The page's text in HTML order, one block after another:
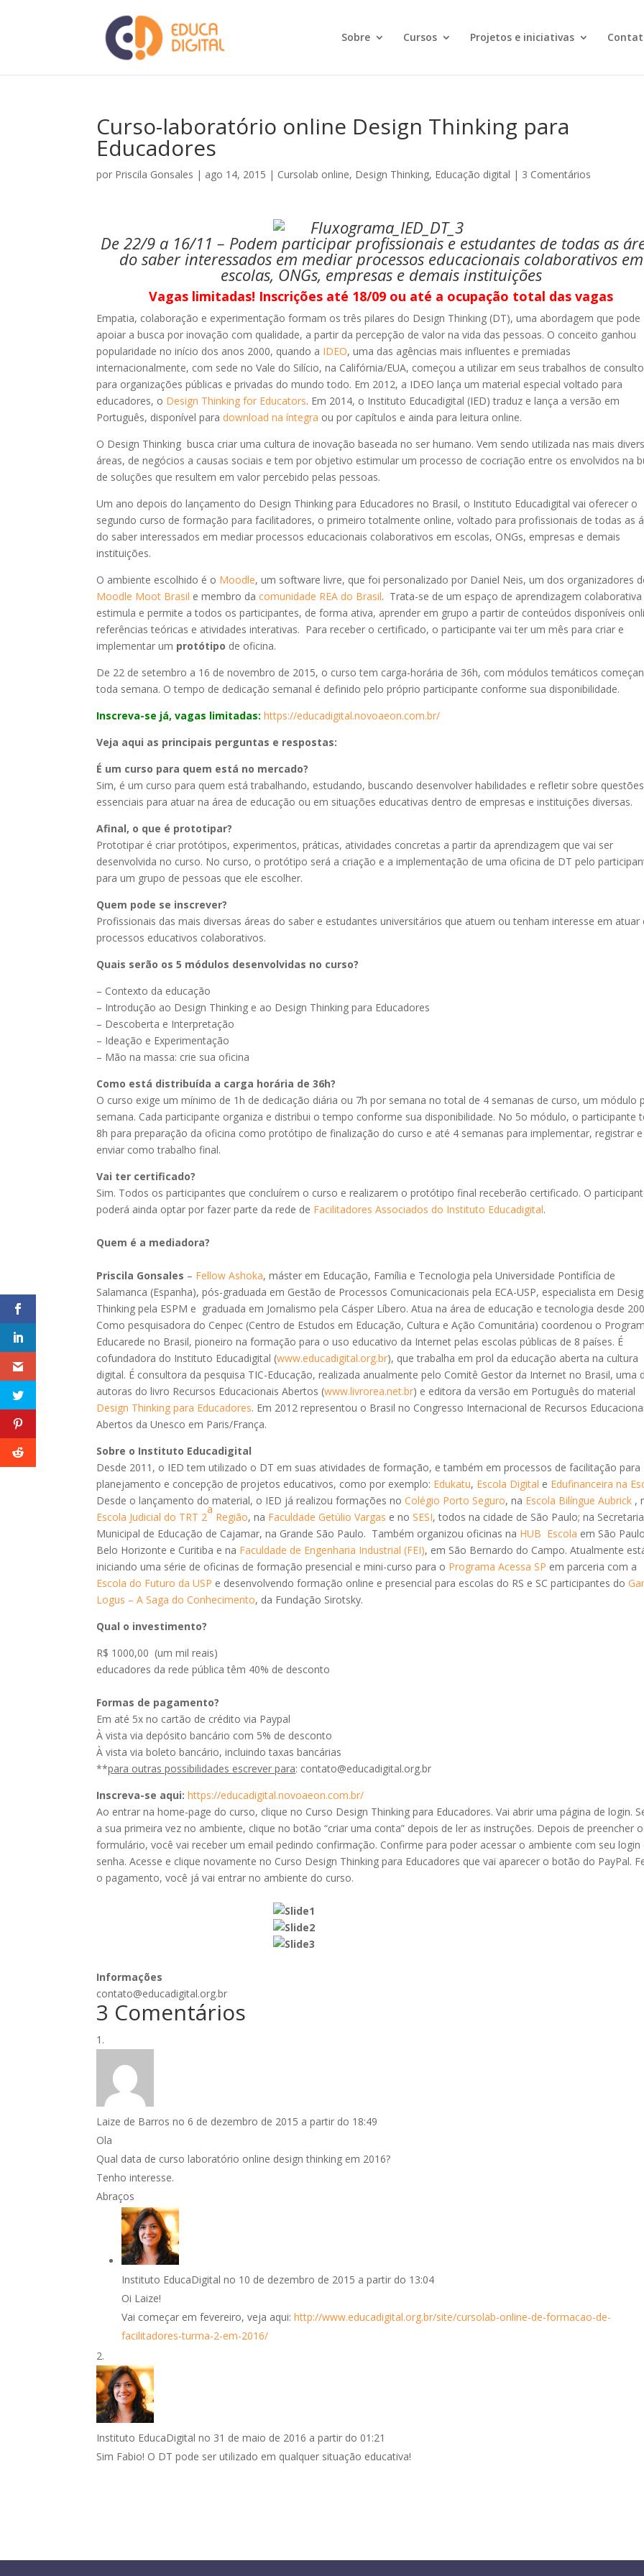
Sobre Cursos Projetos e iniciativas
Curso-laboratório online Design Thinking para
Educadores
por Priscila Gonsales | ago 14, 2015 | Cursolab online, Design Thinking, Educação digital | 3 Comentários
De 22/9 a 16/11 – Podem participar profissionais e estudantes de todas as
do saber interessados em mediar processos educacionais colaborativos em
escolas, ONGs, empresas e demais instituições
Vagas limitadas! Inscrições até 18/09 ou até a ocupação total das vagas
Empatia, colaboração e experimentação formam os três pilares do Design Thinking (DT), uma abordagem que pode
apoiar a busca por inovação com qualidade, a partir da percepção de valor na vida das pessoas. O conceito ganhou
popularidade no início dos anos 2000, quando a IDEO, uma das agências mais influentes e premiadas
internacionalmente, com sede no Vale do Silício, na Califórnia/EUA, começou a utilizar em seus trabalhos de
para organizações públicas e privadas do mundo todo. Em 2012, a IDEO lança um material especial voltado para
educadores, o Design Thinking for Educators. Em 2014, o Instituto Educadigital (IED) traduz e lança a versão em
Português, disponível paradownload na íntegra ou por capítulos e ainda para leitura online.
O Design Thinking busca criar uma cultura de inovação baseada no ser humano. Vem sendo utilizada nas mais
áreas, de negócios a causas sociais e tem por objetivo estimular um processo de cocriação entre os envolvidos na
de soluções que resultem em valor percebido pelas pessoas.
Um ano depois do lançamento do Design Thinking para Educadores no Brasil, o Instituto Educadigital vai oferecer o
segundo curso de formação para facilitadores, o primeiro totalmente online, voltado para profissionais de todas as
do saber interessados em mediar processos educacionais colaborativos em escolas, ONGs, empresas e demais
instituições.
O ambiente escolhido é o Moodle, um software livre, que foi personalizado por Daniel Neis, um dos organizadores
Moodle Moot Brasil e membro dacomunidade REA do Brasil. Trata-se de um espaço de aprendizagem colaborativa
estimula e permite a todos os participantes, de forma ativa, aprender em grupo a partir de conteúdos disponíveis
referências teóricas e atividades interativas. Para receber o certificado, o participante vai ter um mês para criar e
implementar um protótipo de oficina.
De 22 de setembro a 16 de novembro de 2015, o curso tem carga-horária de 36h, com módulos temáticos
toda semana. O tempo de dedicação semanal é definido pelo próprio participante conforme sua disponibilidade.
Inscreva-se já, vagas limitadas: https://educadigital.novoaeon.com.br/
Veja aqui as principais perguntas e respostas:
É um curso para quem está no mercado?
Sim, é um curso para quem está trabalhando, estudando, buscando desenvolver habilidades e refletir sobre questões
essenciais para atuar na área de educação ou em situações educativas dentro de empresas e instituições diversas.
Afinal, o que é prototipar?
Prototipar é criar protótipos, experimentos, práticas, atividades concretas a partir da aprendizagem que vai ser
desenvolvida no curso. No curso, o protótipo será a criação e a implementação de uma oficina de DT pelo
para um grupo de pessoas que ele escolher.
Quem pode se inscrever?
Profissionais das mais diversas áreas do saber e estudantes universitários que atuem ou tenham interesse em atuar
processos educativos colaborativos.
Quais serão os 5 módulos desenvolvidas no curso?
– Contexto da educação
– Introdução ao Design Thinking e ao Design Thinking para Educadores
– Descoberta e Interpretação
– Ideação e Experimentação
– Mão na massa: crie sua oficina
Como está distribuída a carga horária de 36h?
O curso exige um mínimo de 1h de dedicação diária ou 7h por semana no total de 4 semanas de curso, um módulo
semana. Cada participante organiza e distribui o tempo conforme sua disponibilidade. No 5o módulo, o participante
8h para preparação da oficina como protótipo de finalização do curso e até 4 semanas para implementar, registrar e
enviar como trabalho final.
Vai ter certificado?
Sim. Todos os participantes que concluírem o curso e realizarem o protótipo final receberão certificado. O
poderá ainda optar por fazer parte da rede de Facilitadores Associados do Instituto Educadigital.
Quem é a mediadora?
Priscila Gonsales – Fellow Ashoka, máster em Educação, Família e Tecnologia pela Universidade Pontifícia de
Salamanca (Espanha), pós-graduada em Gestão de Processos Comunicacionais pela ECA-USP, especialista em
Thinking pela ESPM e graduada em Jornalismo pela Cásper Líbero. Atua na área de educação e tecnologia desde
Como pesquisadora do Cenpec (Centro de Estudos em Educação, Cultura e Ação Comunitária) coordenou o
Educarede no Brasil, pioneiro na formação para o uso educativo da Internet pelas escolas públicas de 8 países. É
cofundadora do Instituto Educadigital (www.educadigital.org.br), que trabalha em prol da educação aberta na cultura
digital. É consultora da pesquisa TIC-Educação, realizada anualmente pelo Comitê Gestor da Internet no Brasil, uma
autoras do livro Recursos Educacionais Abertos (www.livrorea.net.br) e editora da versão em Português do material
Design Thinking para Educadores. Em 2012 representou o Brasil no Congresso Internacional de Recursos
Abertos da Unesco em Paris/França.
Sobre o Instituto Educadigital
Desde 2011, o IED tem utilizado o DT em suas atividades de formação, e também em processos de facilitação para
planejamento e concepção de projetos educativos, como por exemplo: Edukatu, Escola Digital e Edufinanceira na
Desde o lançamento do material, o IED já realizou formações noColégio Porto Seguro, na Escola Bilíngue Aubrick ,
Escola Judicial do TRT 2
a
Região, na Faculdade Getúlio Vargas e noSESI, todos na cidade de São Paulo; na Secretaria
Municipal de Educação de Cajamar, na Grande São Paulo. Também organizou oficinas na HUB Escola em São
Belo Horizonte e Curitiba e na Faculdade de Engenharia Industrial (FEI), em São Bernardo do Campo. Atualmente
iniciando uma série de oficinas de formação presencial e mini-curso para o Programa Acessa SP em parceria com a
Escola do Futuro da USP e desenvolvendo formação online e presencial para escolas do RS e SC participantes do
Logus – A Saga do Conhecimento, da Fundação Sirotsky.
Qual o investimento?
R$ 1000,00 (um mil reais)
educadores da rede pública têm 40% de desconto
Formas de pagamento?
Em até 5x no cartão de crédito via Paypal
À vista via depósito bancário com 5% de desconto
À vista via boleto bancário, incluindo taxas bancárias
**para outras possibilidades escrever para: contato@educadigital.org.br
Inscreva-se aqui:https://educadigital.novoaeon.com.br/
Ao entrar na home-page do curso, clique no Curso Design Thinking para Educadores. Vai abrir uma página de login.
a sua primeira vez no ambiente, clique no botão “criar uma conta” depois de ler as instruções. Depois de preencher o
formulário, você vai receber um email pedindo confirmação. Confirme para poder acessar o ambiente com seu login
senha. Acesse e clique novamente no Curso Design Thinking para Educadores que vai aparecer o botão do PayPal.
o pagamento, você já vai entrar no ambiente do curso.
Informações
contato@educadigital.org.br
3 Comentários
Laize de Barros no 6 de dezembro de 2015 a partir do 18:49
Ola
Qual data de curso laboratório online design thinking em 2016?
Tenho interesse.
Abraços
Instituto EducaDigital no 10 de dezembro de 2015 a partir do 13:04
Oi Laize!
Vai começar em fevereiro, veja aqui:http://www.educadigital.org.br/site/cursolab-online-de-formacao-de-
facilitadores-turma-2-em-2016/
Instituto EducaDigital no 31 de maio de 2016 a partir do 01:21
Sim Fabio! O DT pode ser utilizado em qualquer situação educativa!